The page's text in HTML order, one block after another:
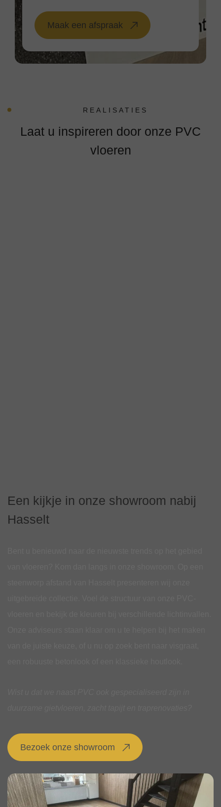
Maak een afspraak
REALISATIES
Laat u inspireren door onze PVC
vloeren
Een kijkje in onze showroom nabij
Hasselt
Bezoek onze showroom